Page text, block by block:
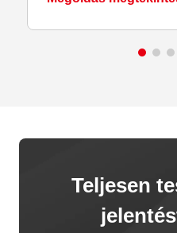
Teljesen